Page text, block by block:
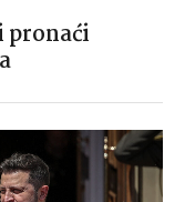
pronaći